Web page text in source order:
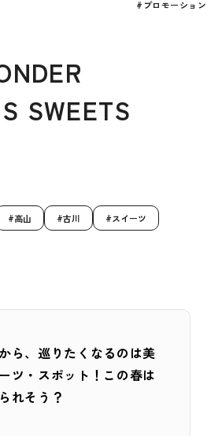
#プロモーション
SWEETS
高山 古川 スイーツ
ら、巡りたくなるのは美
ツ・スポット！この春は
れそう？